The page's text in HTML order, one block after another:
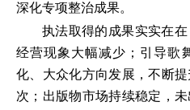
深化专项整治成果。
执法取得的成果实实在
经营现象大幅减少；引导歌
化、大众化方向发展，不断
次；出版物市场持续稳定，